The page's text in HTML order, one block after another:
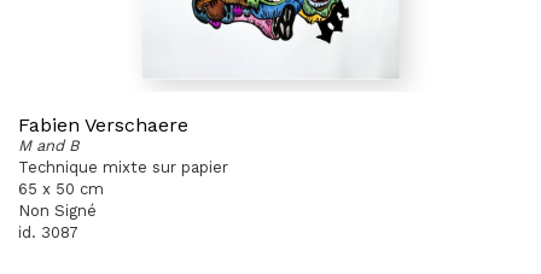
Fabien Verschaere
M and B
Technique mixte sur papier
65 x 50 cm
Non Signé
id. 3087